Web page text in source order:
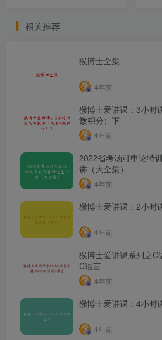
相关推荐
猴博士全集
4年前
猴博士爱讲课：3小时
微积分）下
4年前
2022省考汤可申论特
讲（大全集）
4年前
猴博士爱讲课：2小时
4年前
猴博士爱讲课系列之
C语言
4年前
猴博士爱讲课：4小时
4年前